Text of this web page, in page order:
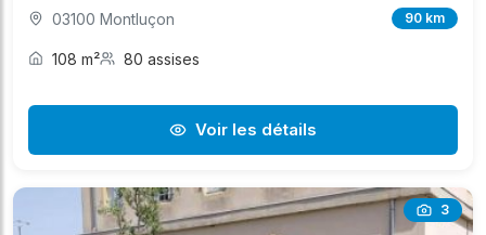
03100 Montluçon 90 km
108 m² 80 assises
Voir les détails
3